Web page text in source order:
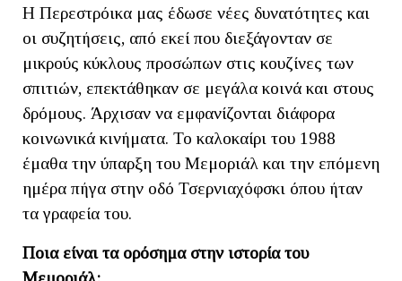
Η Περεστρόικα μας έδωσε νέες δυνατότητες και
οι συζητήσεις, από εκεί που διεξάγονταν σε
μικρούς κύκλους προσώπων στις κουζίνες των
σπιτιών, επεκτάθηκαν σε μεγάλα κοινά και στους
δρόμους. Άρχισαν να εμφανίζονται διάφορα
κοινωνικά κινήματα. Το καλοκαίρι του 1988
έμαθα την ύπαρξη του Μεμοριάλ και την επόμενη
ημέρα πήγα στην οδό Τσερνιαχόφσκι όπου ήταν
τα γραφεία του.
Ποια είναι τα ορόσημα στην ιστορία του